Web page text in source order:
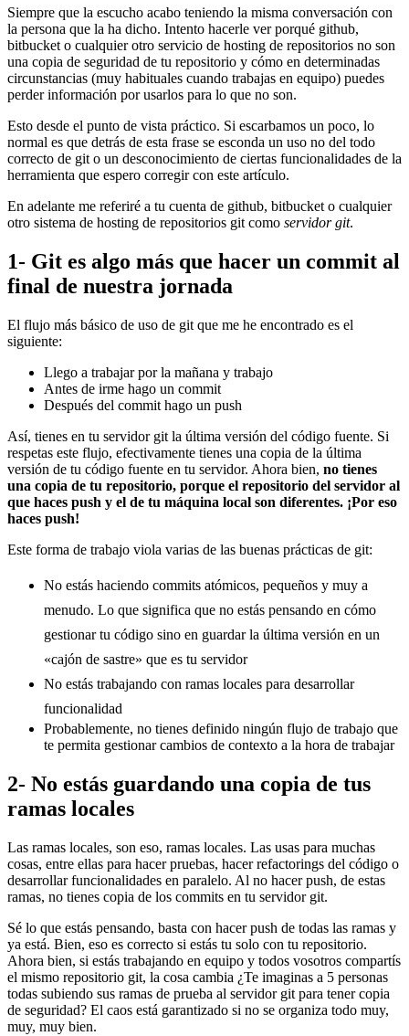
Siempre que la escucho acabo teniendo la misma conversación con
la persona que la ha dicho. Intento hacerle ver porqué github,
bitbucket o cualquier otro servicio de hosting de repositorios no son
una copia de seguridad de tu repositorio y cómo en determinadas
circunstancias (muy habituales cuando trabajas en equipo) puedes
perder información por usarlos para lo que no son.
Esto desde el punto de vista práctico. Si escarbamos un poco, lo
normal es que detrás de esta frase se esconda un uso no del todo
correcto de git o un desconocimiento de ciertas funcionalidades de la
herramienta que espero corregir con este artículo.
En adelante me referiré a tu cuenta de github, bitbucket o cualquier
otro sistema de hosting de repositorios git como servidor git.
1- Git es algo más que hacer un commit al
final de nuestra jornada
El flujo más básico de uso de git que me he encontrado es el
siguiente:
Llego a trabajar por la mañana y trabajo
Antes de irme hago un commit
Después del commit hago un push
Así, tienes en tu servidor git la última versión del código fuente. Si
respetas este flujo, efectivamente tienes una copia de la última
versión de tu código fuente en tu servidor. Ahora bien, no tienes
una copia de tu repositorio, porque el repositorio del servidor al
que haces push y el de tu máquina local son diferentes. ¡Por eso
haces push!
Este forma de trabajo viola varias de las buenas prácticas de git:
No estás haciendo commits atómicos, pequeños y muy a
menudo. Lo que significa que no estás pensando en cómo
gestionar tu código sino en guardar la última versión en un
«cajón de sastre» que es tu servidor
No estás trabajando con ramas locales para desarrollar
funcionalidad
Probablemente, no tienes definido ningún flujo de trabajo que
te permita gestionar cambios de contexto a la hora de trabajar
2- No estás guardando una copia de tus
ramas locales
Las ramas locales, son eso, ramas locales. Las usas para muchas
cosas, entre ellas para hacer pruebas, hacer refactorings del código o
desarrollar funcionalidades en paralelo. Al no hacer push, de estas
ramas, no tienes copia de los commits en tu servidor git.
Sé lo que estás pensando, basta con hacer push de todas las ramas y
ya está. Bien, eso es correcto si estás tu solo con tu repositorio.
Ahora bien, si estás trabajando en equipo y todos vosotros compartís
el mismo repositorio git, la cosa cambia ¿Te imaginas a 5 personas
todas subiendo sus ramas de prueba al servidor git para tener copia
de seguridad? El caos está garantizado si no se organiza todo muy,
muy, muy bien.